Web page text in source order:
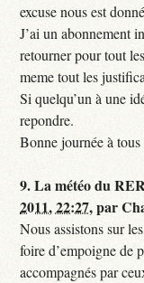
excuse nous est
J’ai un abonnement
retourner pour tout
meme tout les
Si quelqu’un à une
repondre.
Bonne journée à tous
9.La météo du
2011, 22:27,par
Nous assistons sur
foire d’empoigne de
accompagnés par